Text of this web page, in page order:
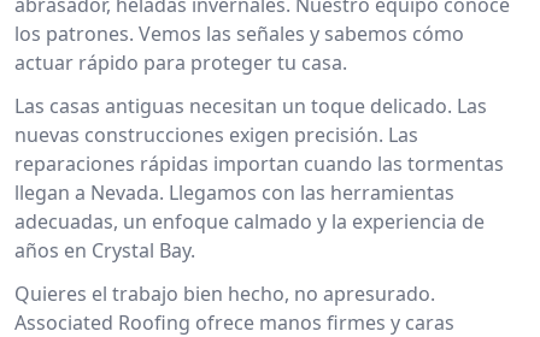
los patrones. Vemos las señales y sabemos cómo
actuar rápido para proteger tu casa.
Las casas antiguas necesitan un toque delicado. Las
nuevas construcciones exigen precisión. Las
reparaciones rápidas importan cuando las tormentas
llegan a Nevada. Llegamos con las herramientas
adecuadas, un enfoque calmado y la experiencia de
años en Crystal Bay.
Quieres el trabajo bien hecho, no apresurado.
Associated Roofing ofrece manos firmes y caras